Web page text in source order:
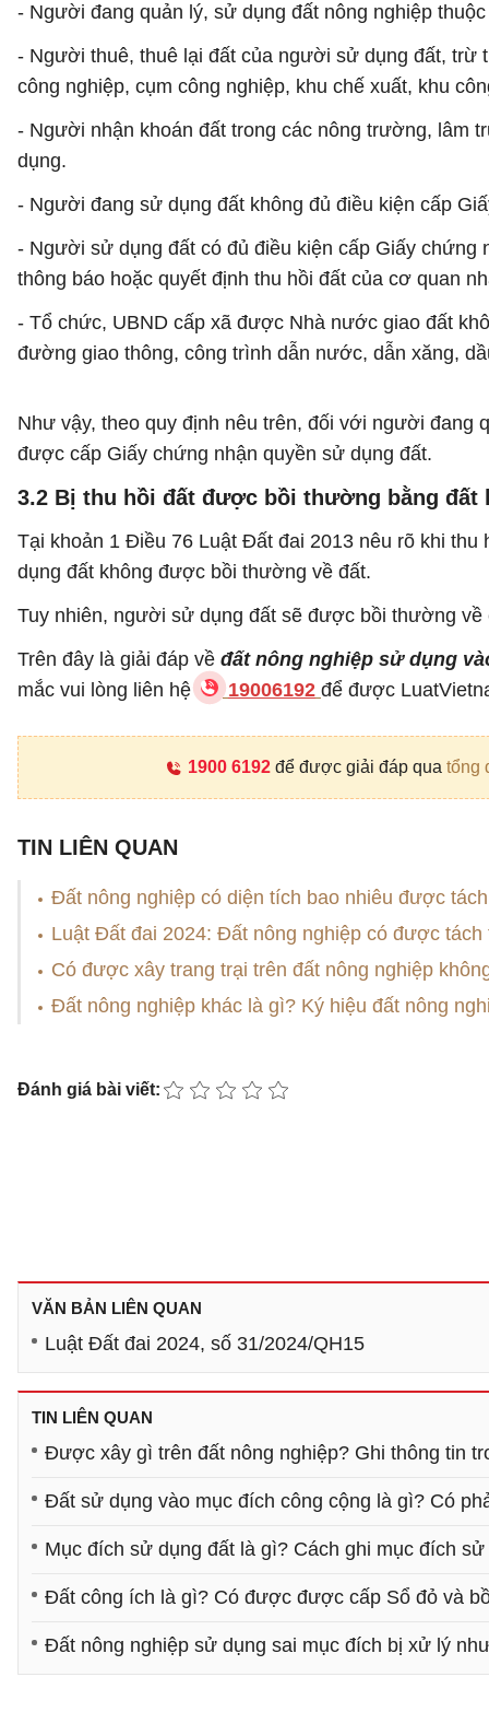
- Người đang quản lý, sử dụng đất nông nghiệp
- Người thuê, thuê lại đất của người sử dụng đất, trừ
công nghiệp, cụm công nghiệp, khu chế xuất, khu
- Người nhận khoán đất trong các nông trường, lâm
dụng.
- Người đang sử dụng đất không đủ điều kiện cấp
- Người sử dụng đất có đủ điều kiện cấp Giấy
thông báo hoặc quyết định thu hồi đất của cơ quan
- Tổ chức, UBND cấp xã được Nhà nước giao đất
đường giao thông, công trình dẫn nước, dẫn xăng,
Như vậy, theo quy định nêu trên, đối với người đang
được cấp Giấy chứng nhận quyền sử dụng đất.
3.2 Bị thu hồi đất được bồi thường bằng đất
Tại khoản 1 Điều 76 Luật Đất đai 2013 nêu rõ khi
dụng đất không được bồi thường về đất.
Tuy nhiên, người sử dụng đất sẽ được bồi thường
Trên đây là giải đáp về đất nông nghiệp sử dụng
mắc vui lòng liên hệ
19006192 để được
1900 6192để được giải đáp qua tổng
TIN LIÊN QUAN
Đất nông nghiệp có diện tích bao nhiêu được
Luật Đất đai 2024: Đất nông nghiệp có được tách
Có được xây trang trại trên đất nông nghiệp
Đất nông nghiệp khác là gì? Ký hiệu đất nông
Đánh giá bài viết:
VĂN BẢN LIÊN QUAN
Luật Đất đai 2024, số 31/2024/QH15
TIN LIÊN QUAN
Được xây gì trên đất nông nghiệp? Ghi thông tin
Đất sử dụng vào mục đích công cộng là gì? Có
Mục đích sử dụng đất là gì? Cách ghi mục đích
Đất công ích là gì? Có được được cấp Sổ đỏ và
Đất nông nghiệp sử dụng sai mục đích bị xử lý